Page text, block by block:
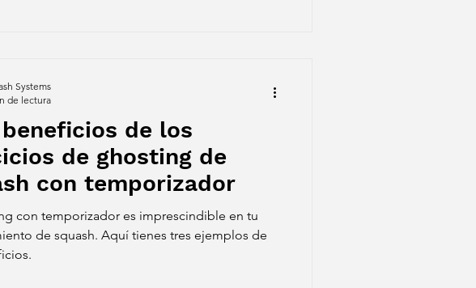
de los
de ghosting de
con temporizador
con temporizador es imprescindible en tu
de squash. Aquí tienes tres ejemplos de
Systems
de lectura